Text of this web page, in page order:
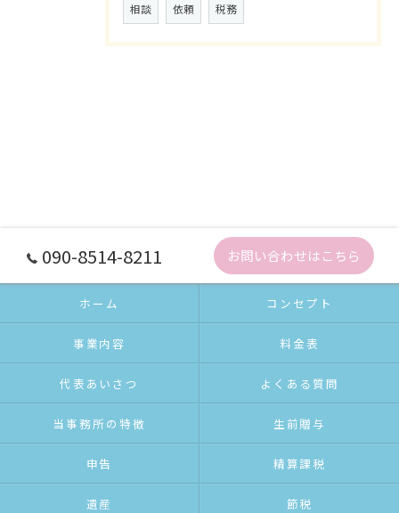
相談 依頼 税務
090-8514-8211 お問い合わせはこちら
ホーム コンセプト
事業内容 料金表
代表あいさつ よくある質問
当事務所の特徴 生前贈与
申告 精算課税
遺産 節税